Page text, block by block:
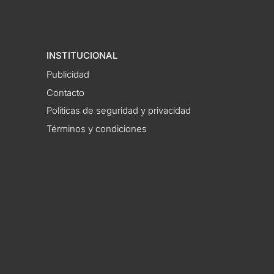
INSTITUCIONAL
Publicidad
Contacto
Políticas de seguridad y privacidad
Términos y condiciones